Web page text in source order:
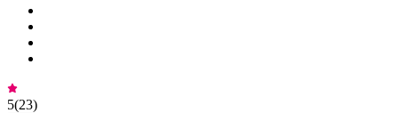
5(23)